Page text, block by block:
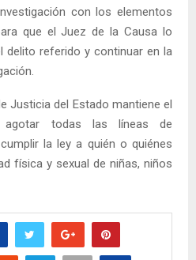
con los elementos
que el Juez de la Causa lo
delito referido y continuar en la
Justicia del Estado mantiene el
agotar todas las líneas de
la ley a quién o quiénes
física y sexual de niñas, niños